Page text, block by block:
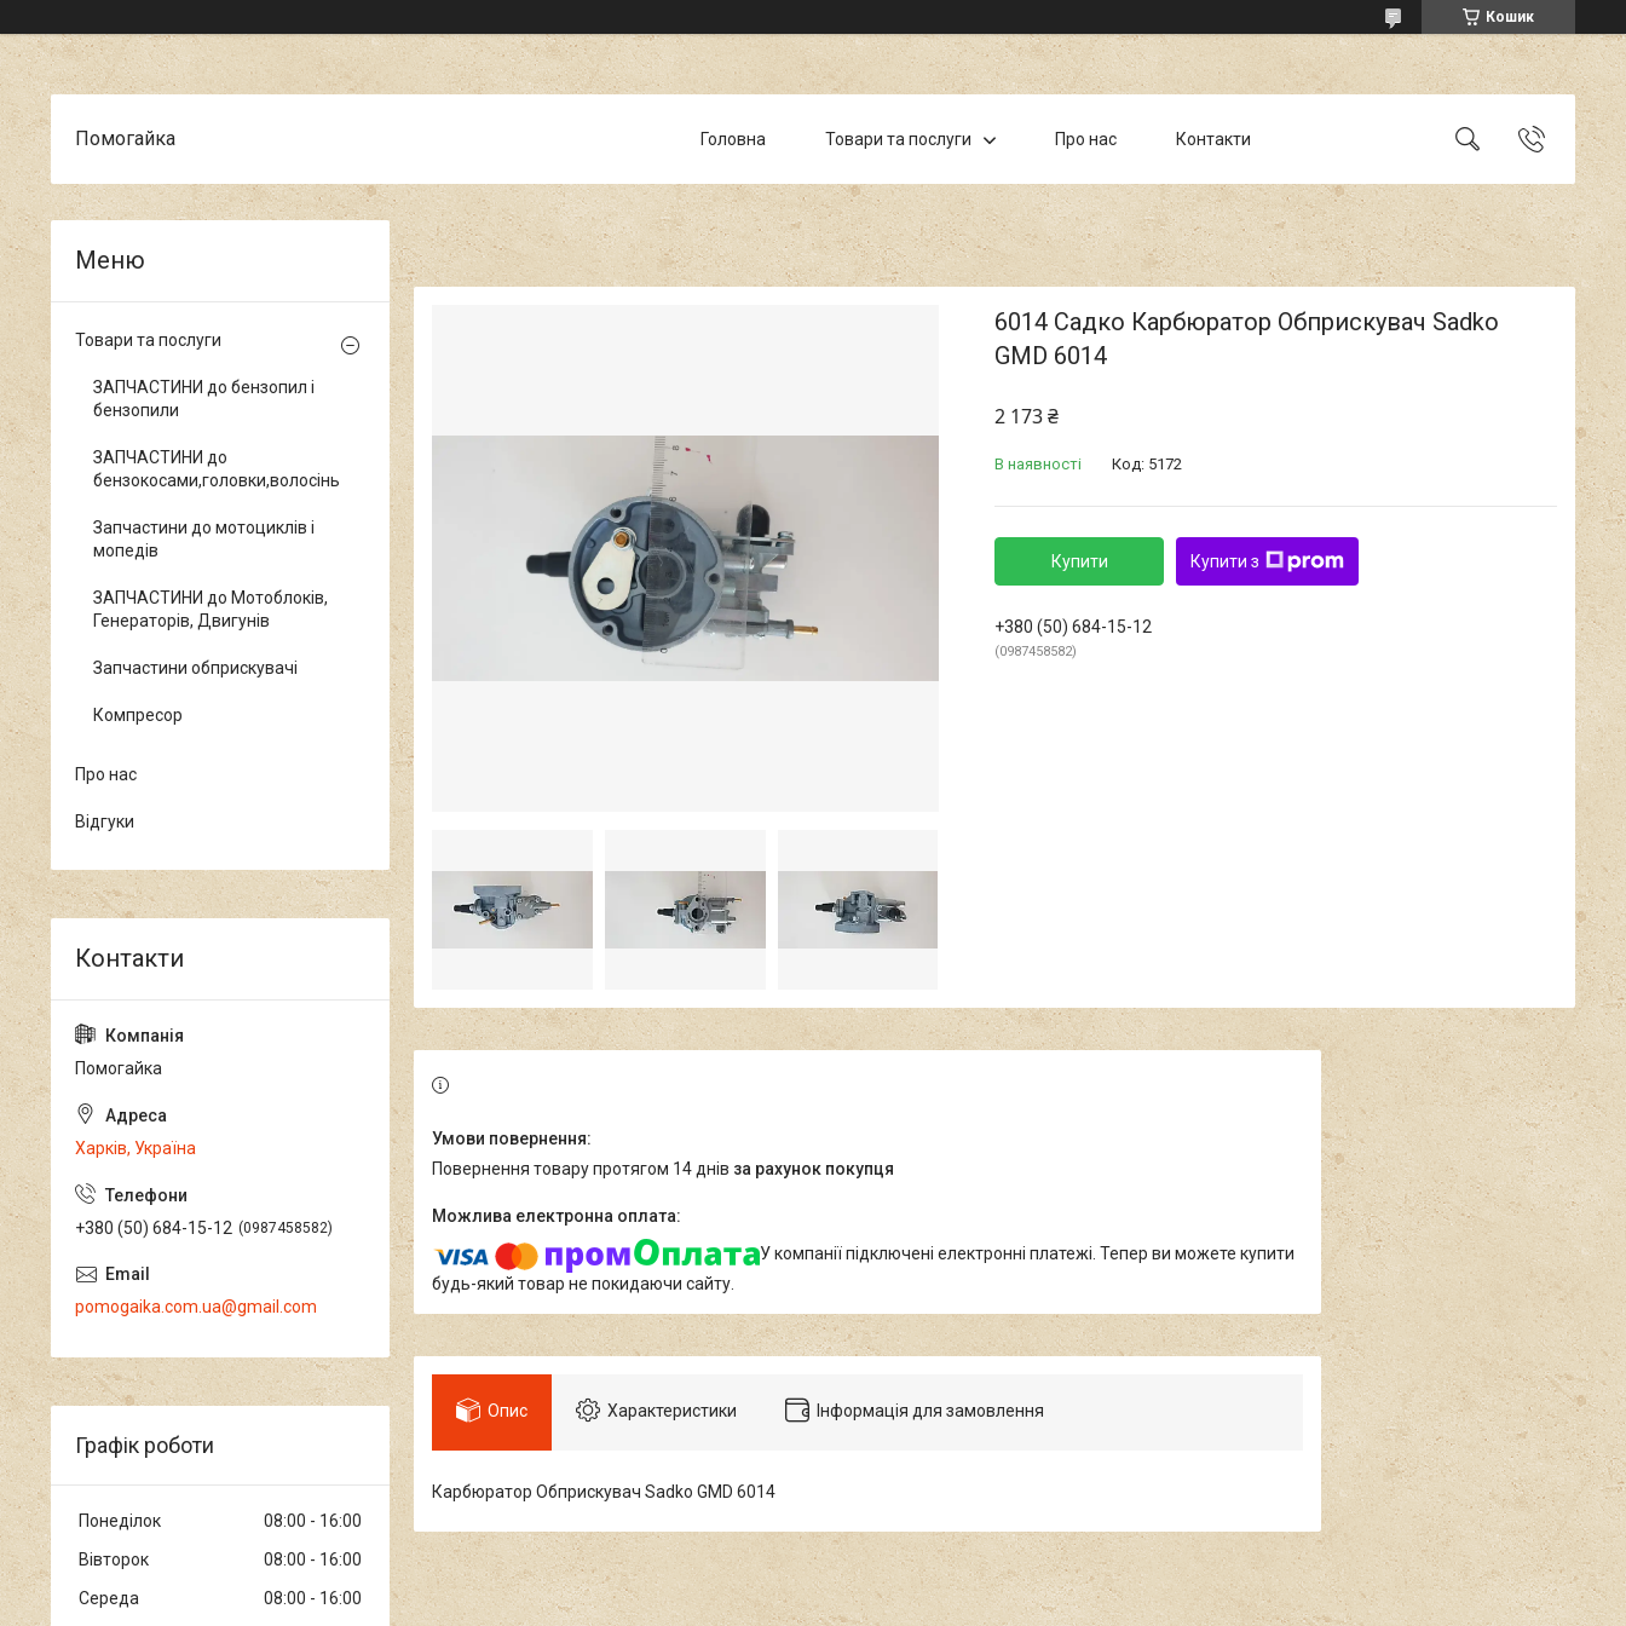
Кошик
Помогайка Головна Товари та послуги Про нас Контакти
6014 Садко Карбюратор Обприскувач Sadko
GMD 6014
2 173 ₴
В наявності Код: 5172
Купити Купити з
+380 (50) 684-15-12
0987458582
повернення товару протягом 14 днів за рахунок покупця
У компанії підключені електронні платежі. Тепер ви можете купити
будь-який товар не покидаючи сайту.
Опис Характеристики Інформація для замовлення
Карбюратор Обприскувач Sadko GMD 6014
Товари та послуги
ЗАПЧАСТИНИ до бензопил і
бензопили
ЗАПЧАСТИНИ до
бензокосами,головки,волосінь
Запчастини до мотоциклів і
мопедів
ЗАПЧАСТИНИ до Мотоблоків,
Генераторів, Двигунів
Запчастини обприскувачі
Компресор
Про нас
Відгуки
Помогайка
Харків, Україна
+380 (50) 684-15-12 0987458582
pomogaika.com.ua@gmail.com
Графік роботи
Понеділок 08:00
16:00
Вівторок
08:00
16:00
Середа
08:00 16:00